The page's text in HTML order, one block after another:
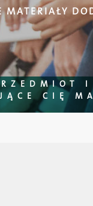
MATERIAŁY
I
CIĘ